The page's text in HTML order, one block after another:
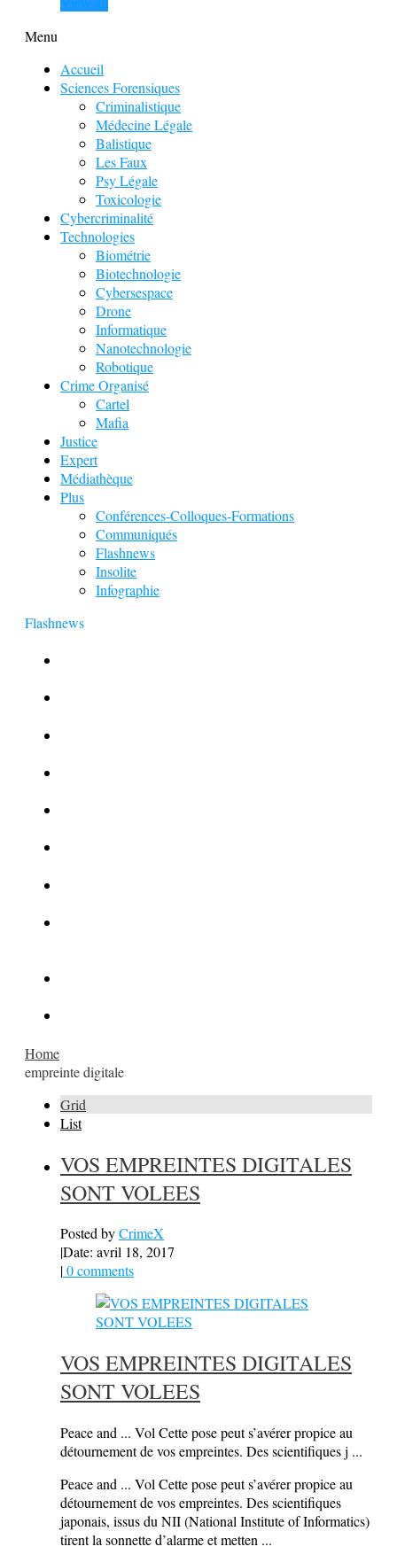
Menu
Accueil
Sciences Forensiques
Criminalistique
Médecine Légale
Balistique
Les Faux
Psy Légale
Toxicologie
Cybercriminalité
Technologies
Biométrie
Biotechnologie
Cybersespace
Drone
Informatique
Nanotechnologie
Robotique
Crime Organisé
Cartel
Mafia
Justice
Expert
Médiathèque
Plus
Conférences-Colloques-Formations
Communiqués
Flashnews
Insolite
Infographie
Flashnews
Home
empreinte digitale
Grid
List
VOS EMPREINTES DIGITALES
SONT VOLEES
Posted byCrimeX
|Date: avril 18, 2017
|0 comments
VOS EMPREINTES DIGITALES
SONT VOLEES
Peace and ... Vol Cette pose peut s’avérer propice au
détournement de vos empreintes. Des scientifiques j ...
Peace and ... Vol Cette pose peut s’avérer propice au
détournement de vos empreintes. Des scientifiques
japonais, issus du NII (National Institute of Informatics)
tirent la sonnette d’alarme et metten ...